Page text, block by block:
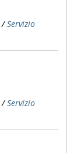
/Servizio
/Servizio